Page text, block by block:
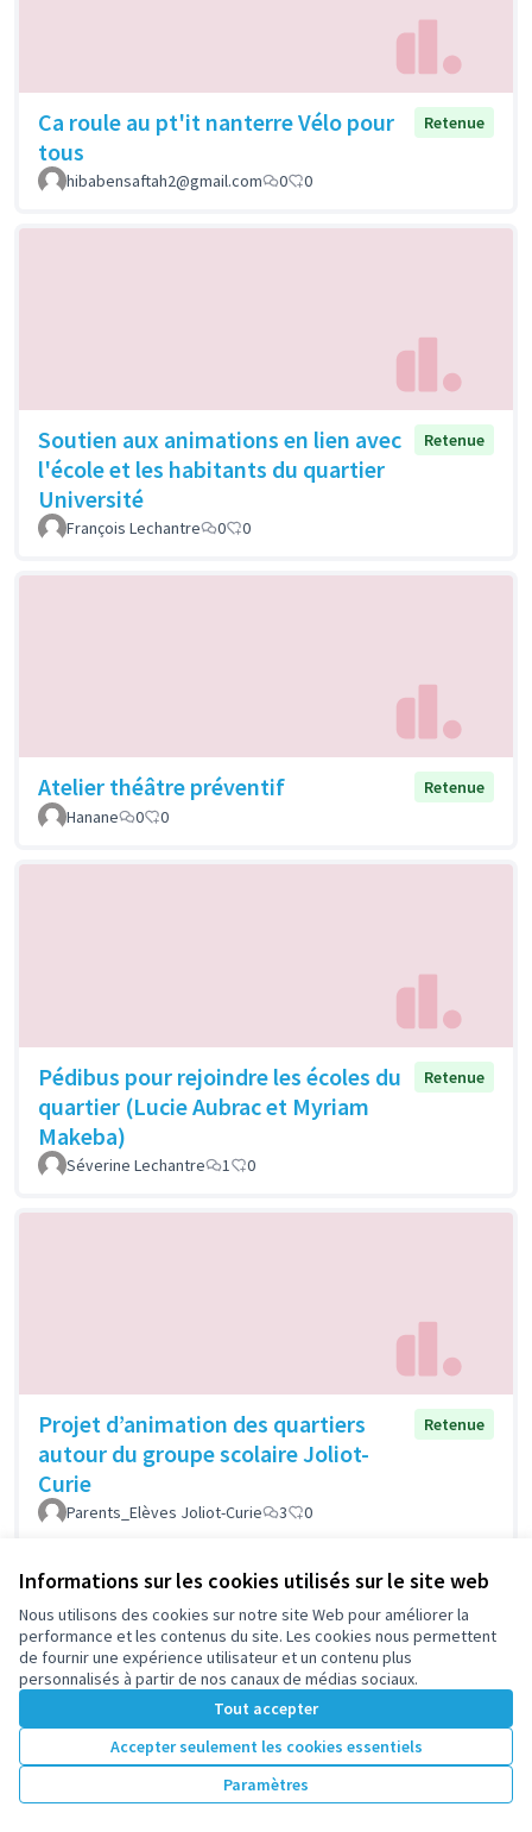
Informations sur les cookies utilisés sur le site web
Nous utilisons des cookies sur notre site Web pour améliorer la
performance et les contenus du site. Les cookies nous permettent
de fournir une expérience utilisateur et un contenu plus
personnalisés à partir de nos canaux de médias sociaux.
Tout accepter
Accepter seulement les cookies essentiels
Paramètres
Ca roule au pt'it nanterre Vélo pour
tous
Retenue
hibabensaftah2@gmail.com 0 0
Soutien aux animations en lien avec
l'école et les habitants du quartier
Université
Retenue
François Lechantre 0 0
Atelier théâtre préventif
Retenue
Hanane
0 0
Pédibus pour rejoindre les écoles du
quartier (Lucie Aubrac et Myriam
Makeba)
Retenue
Séverine Lechantre 1 0
Projet d’animation des quartiers
autour du groupe scolaire Joliot-
Curie
Retenue
Parents_Elèves Joliot-Curie 3 0
Le Sport au féminin
Retenue
Association Nanterre Initiative
1 0